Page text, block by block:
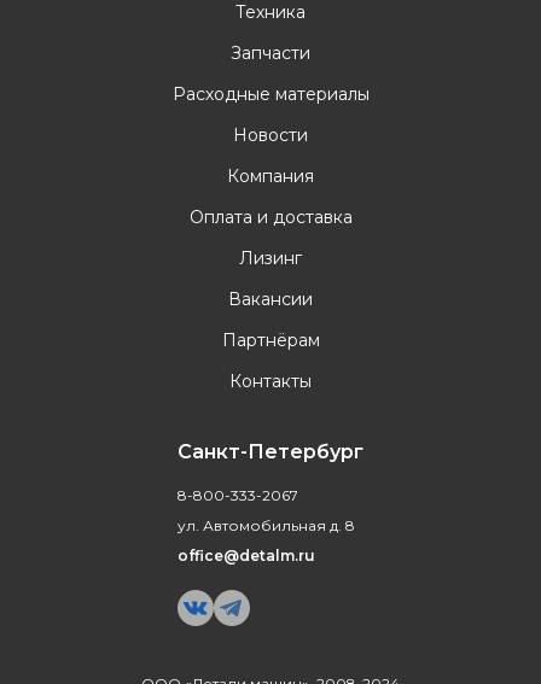
Техника
Запчасти
Расходные материалы
Новости
Компания
Оплата и доставка
Лизинг
Вакансии
Партнёрам
Контакты
Санкт-Петербург
8-800-333-2067
ул. Автомобильная д. 8
office@detalm.ru